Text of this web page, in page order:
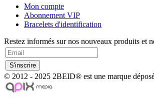
Mon compte
Abonnement VIP
Bracelets d'identification
Restez informés sur nos nouveaux produits et
© 2012 - 2025 2BEID® est une marque